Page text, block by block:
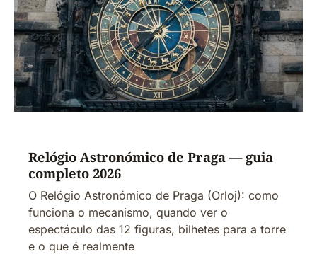
Relógio Astronómico de Praga — guia
completo 2026
O Relógio Astronómico de Praga (Orloj): como
funciona o mecanismo, quando ver o
espectáculo das 12 figuras, bilhetes para a torre
e o que é realmente